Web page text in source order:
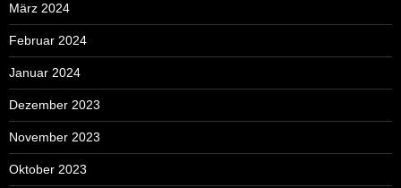
März 2024
Februar 2024
Januar 2024
Dezember 2023
November 2023
Oktober 2023